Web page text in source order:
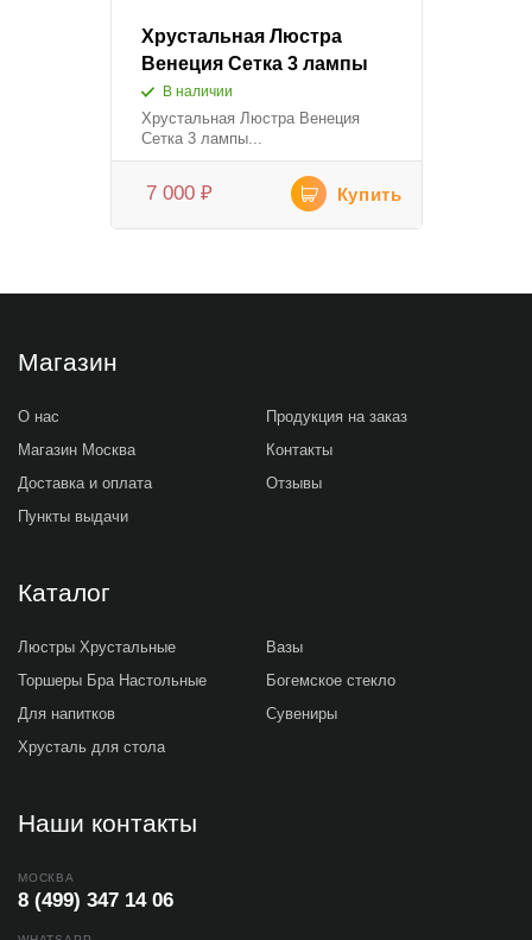
Хрустальная Люстра
Венеция Сетка 3 лампы
В наличии
Хрустальная Люстра Венеция
Сетка 3 лампы...
7 000 ₽ Купить
Магазин
О нас
Магазин Москва
Доставка и оплата
Пункты выдачи
Продукция на заказ
Контакты
Отзывы
Каталог
Люстры Хрустальные
Торшеры Бра Настольные
Для напитков
Хрусталь для стола
Вазы
Богемское стекло
Сувениры
Наши контакты
МОСКВА
8 (499) 347 14 06